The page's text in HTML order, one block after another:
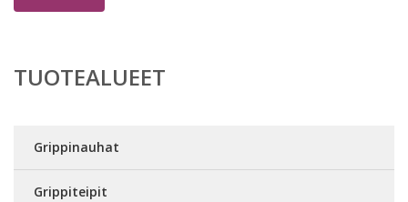
TUOTEALUEET
Grippinauhat
Grippiteipit